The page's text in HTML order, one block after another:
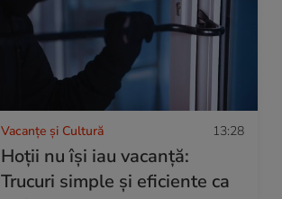
Vacanțe și Cultură 13:28
Hoții nu își iau vacanță:
Trucuri simple și eficiente ca